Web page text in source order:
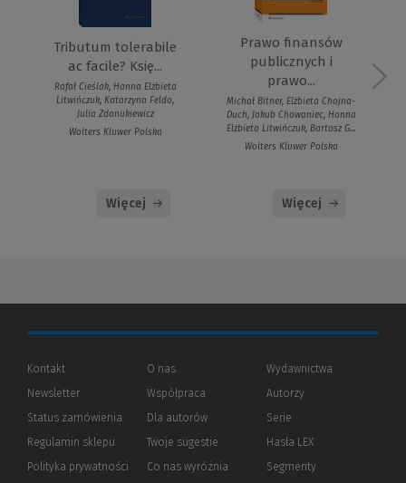
Tributum tolerabile
ac facile? Księ...
Rafał Cieślak, Hanna Elżbieta
Litwińczuk, Katarzyna Feldo,
Julia Zdanukiewicz
Wolters Kluwer Polska
Więcej
Prawo finansów
publicznych i
prawo...
Michał Bitner, Elżbieta Chojna-
Duch, Jakub Chowaniec, Hanna
Elżbieta Litwińczuk, Bartosz G...
Wolters Kluwer Polska
Więcej
Kontakt
Newsletter
Status zamówienia
Regulamin sklepu
Polityka prywatności (Nowe
(Link
O nas
Współpraca
Dla autorów(Nowe
(Link
innej
strony)
Twoje sugestie
Co nas wyróżnia
Wydawnictwa
Autorzy
Serie
Hasła LEX
Segmenty